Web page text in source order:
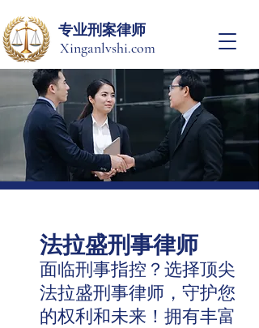
​专业刑案律师
Xinganlvshi.com
法拉盛刑事律师
面临刑事指控？选择顶尖
法拉盛刑事律师，守护您
的权利和未来！拥有丰富